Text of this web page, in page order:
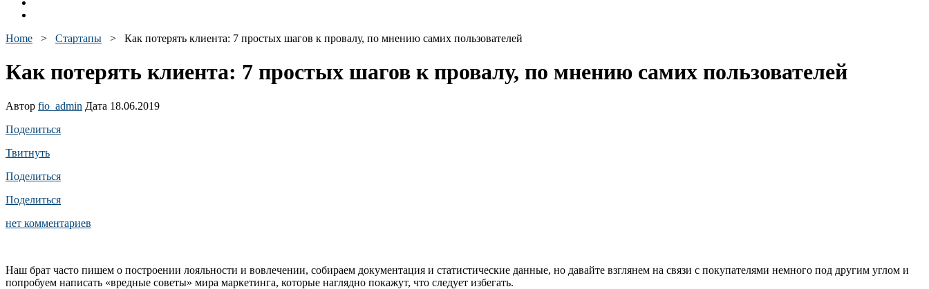
Home > Стартапы > Как потерять клиента: 7 простых шагов к провалу, по мнению самих пользователей
Как потерять клиента: 7 простых шагов к провалу, по мнению самих пользователей
Автор fio_admin Дата 18.06.2019
Поделиться
Твитнуть
Поделиться
Поделиться
нет комментариев
Наш брат часто пишем о построении лояльности и вовлечении, собираем документация и статистические данные, но давайте взглянем на связи с покупателями немного под другим углом и
попробуем написать «вредные советы» мира маркетинга, которые наглядно покажут, что следует избегать.